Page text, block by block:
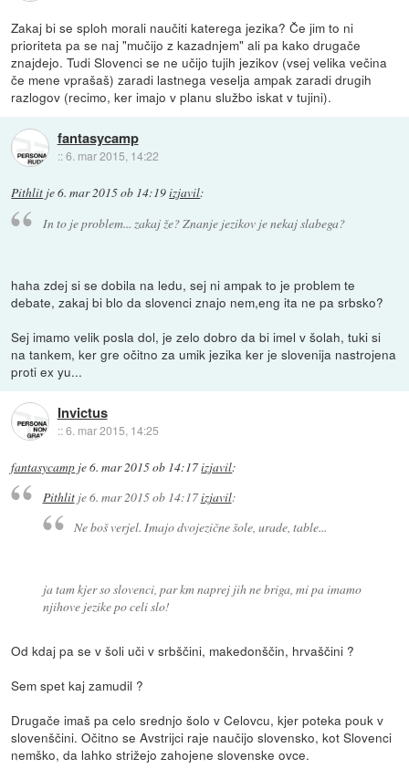
Zakaj bi se sploh morali naučiti katerega jezika? Če jim to ni
prioriteta pa se naj "mučijo z kazadnjem" ali pa kako drugače
znajdejo. Tudi Slovenci se ne učijo tujih jezikov (vsej velika večina
če mene vprašaš) zaradi lastnega veselja ampak zaradi drugih
razlogov (recimo, ker imajo v planu službo iskat v tujini).
fantasycamp
::6. mar 2015, 14:22
Pithlit je6. mar 2015 ob 14:19izjavil:
In to je problem... zakaj že? Znanje jezikov je nekaj slabega?
haha zdej si se dobila na ledu, sej ni ampak to je problem te
debate, zakaj bi blo da slovenci znajo nem,eng ita ne pa srbsko?
Sej imamo velik posla dol, je zelo dobro da bi imel v šolah, tuki si
na tankem, ker gre očitno za umik jezika ker je slovenija nastrojena
proti ex yu...
Invictus
::6. mar 2015, 14:25
fantasycamp je6. mar 2015 ob 14:17izjavil:
Pithlitje6. mar 2015 ob 14:17izjavil:
Ne boš verjel. Imajo dvojezične šole, urade, table...
ja tam kjer so slovenci, par km naprej jih ne briga, mi pa imamo
njihove jezike po celi slo!
Od kdaj pa se v šoli uči v srbščini, makedonščin, hrvaščini ?
Sem spet kaj zamudil ?
Drugače imaš pa celo srednjo šolo v Celovcu, kjer poteka pouk v
slovenščini. Očitno se Avstrijci raje naučijo slovensko, kot Slovenci
nemško, da lahko strižejo zahojene slovenske ovce.